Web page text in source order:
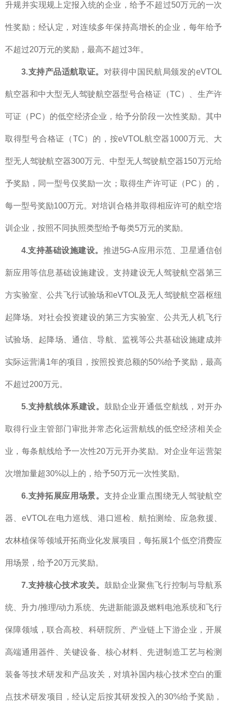
升规并实现规上定报入统的企业，给予不超过50万元的一次
性奖励；经认定，对连续多年保持高增长的企业，每年给予
不超过20万元的奖励，最高不超过3年。
3.支持产品适航取证。 对获得中国民航局颁发的eVTOL
航空器和中大型无人驾驶航空器型号合格证（TC）、生产许
可证（PC）的低空经济企业，给予分阶段一次性奖励。其中
取得型号合格证（TC）的，按eVTOL航空器1000万元、大
型无人驾驶航空器300万元、中型无人驾驶航空器150万元给
予奖励，同一型号仅奖励一次；取得生产许可证（PC）的，
每一型号奖励100万元。对培训合格并取得相应许可的航空培
训企业，按照不同执照类型给予每类5万元的奖励。
4.支持基础设施建设。 推进5G-A应用示范、卫星通信创
新应用等信息基础设施建设。支持建设无人驾驶航空器第三
方实验室、公共飞行试验场和eVTOL及无人驾驶航空器枢纽
起降场。对社会投资建设的第三方实验室、公共无人机飞行
试验场、起降场、通信、导航、监视等公共基础设施建成并
实际运营满1年的项目，按照投资总额的50%给予奖励，最高
不超过200万元。
5.支持航线体系建设。 鼓励企业开通低空航线，对开办
取得行业主管部门审批并常态化运营航线的低空经济相关企
业，每条航线给予一次性20万元开办奖励。对企业年运营架
次增加量超30%以上的，给予50万元一次性奖励。
6.支持拓展应用场景。 支持企业重点围绕无人驾驶航空
器、eVTOL在电力巡线、港口巡检、航拍测绘、应急救援、
农林植保等领域开拓商业化发展项目，每拓展1个低空消费应
用场景，给予20万元奖励。
7.支持核心技术攻关。 鼓励企业聚焦飞行控制与导航系
统、升力/推理/动力系统、先进新能源及燃料电池系统和飞行
保障领域，联合高校、科研院所、产业链上下游企业，开展
高端通用器件、关键设备、核心材料、先进制造工艺与检测
装备等技术研发和产品攻关，对填补国内核心技术空白的重
点技术研发项目，经认定后按其研发投入的30%给予奖励，